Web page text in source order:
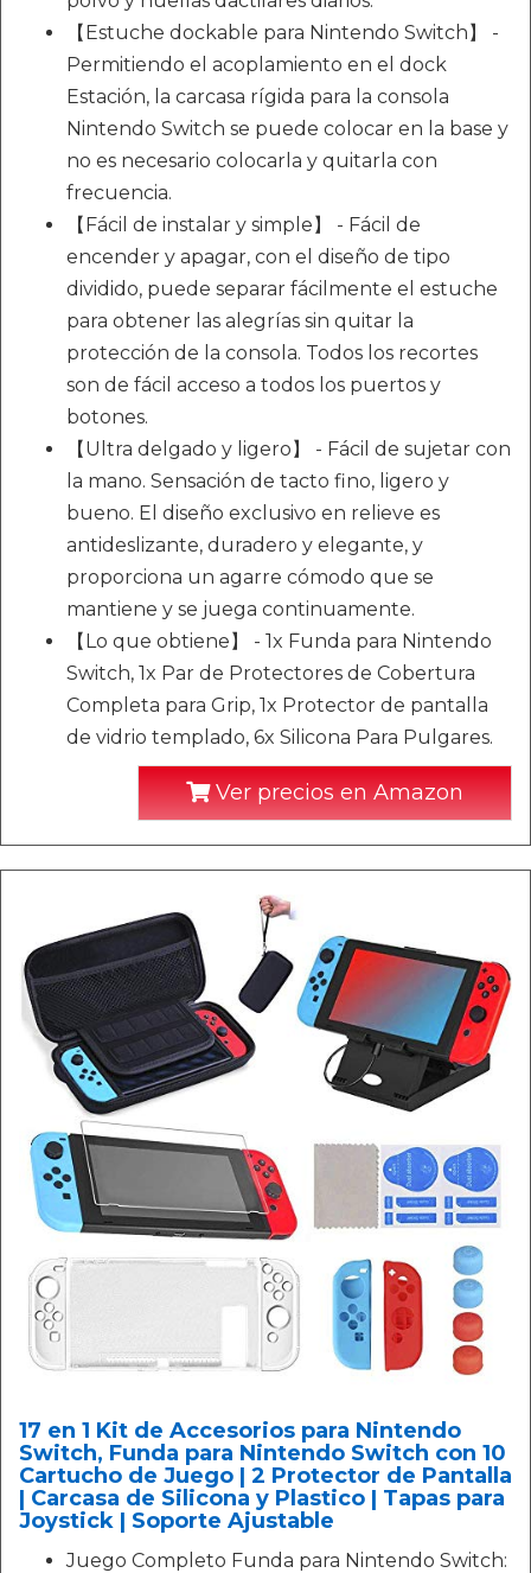
【Estuche dockable para Nintendo Switch】 -
Permitiendo el acoplamiento en el dock
Estación, la carcasa rígida para la consola
Nintendo Switch se puede colocar en la base y
no es necesario colocarla y quitarla con
frecuencia.
【Fácil de instalar y simple】 - Fácil de
encender y apagar, con el diseño de tipo
dividido, puede separar fácilmente el estuche
para obtener las alegrías sin quitar la
protección de la consola. Todos los recortes
son de fácil acceso a todos los puertos y
botones.
【Ultra delgado y ligero】 - Fácil de sujetar con
la mano. Sensación de tacto fino, ligero y
bueno. El diseño exclusivo en relieve es
antideslizante, duradero y elegante, y
proporciona un agarre cómodo que se
mantiene y se juega continuamente.
【Lo que obtiene】 - 1x Funda para Nintendo
Switch, 1x Par de Protectores de Cobertura
Completa para Grip, 1x Protector de pantalla
de vidrio templado, 6x Silicona Para Pulgares.
Ver precios en Amazon
17 en 1 Kit de Accesorios para Nintendo
Switch, Funda para Nintendo Switch con 10
Cartucho de Juego | 2 Protector de Pantalla
| Carcasa de Silicona y Plastico | Tapas para
Joystick | Soporte Ajustable
Juego Completo Funda para Nintendo Switch: